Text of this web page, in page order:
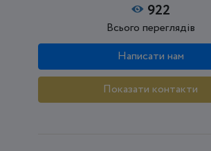
922
Всього переглядів
Написати нам
Показати контакти